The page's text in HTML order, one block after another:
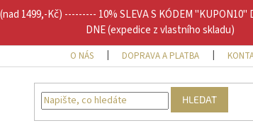
1499,-Kč) --------- 10% SLEVA S KÓDEM
DNE (expedice z vlastního skladu)
O NÁS DOPRAVA A PLATBA
HLEDAT